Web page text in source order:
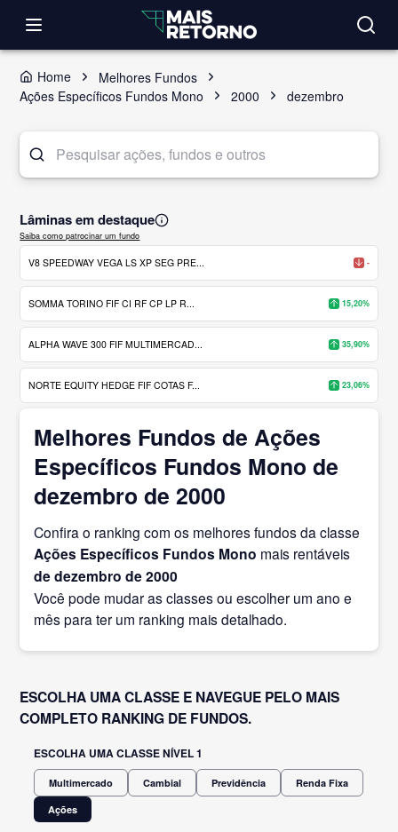
Home
Melhores Fundos
Ações Específicos Fundos Mono
2000 dezembro
Lâminas em destaque
Saiba como patrocinar um fundo
V8 SPEEDWAY VEGA LS XP SEG PRE... -
SOMMA TORINO FIF CI RF CP LP R... 15,20%
ALPHA WAVE 300 FIF MULTIMERCAD... 35,90%
NORTE EQUITY HEDGE FIF COTAS F... 23,06%
Melhores Fundos de Ações
Específicos Fundos Mono de
dezembro de 2000
Confira o ranking com os melhores fundos da classe
Ações Específicos Fundos Mono mais rentáveis
de dezembro de 2000
Você pode mudar as classes ou escolher um ano e
mês para ter um ranking mais detalhado.
ESCOLHA UMA CLASSE E NAVEGUE PELO MAIS
COMPLETO RANKING DE FUNDOS.
ESCOLHA UMA CLASSE NÍVEL 1
Multimercado Cambial Previdência
Renda Fixa
Ações